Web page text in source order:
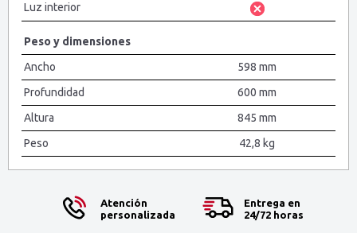
Luz interior
Peso y dimensiones
Ancho
598 mm
Profundidad
600 mm
Altura
845 mm
Peso
42,8 kg
Atención
personalizada
Entrega en
24/72 horas